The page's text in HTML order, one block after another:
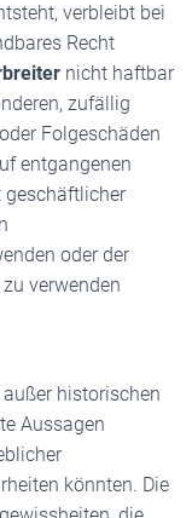
verbleibt bei
Recht
nicht haftbar
zufällig
Folgeschäden
entgangenen
geschäftlicher
oder der
verwenden
historischen
Aussagen
könnten. Die